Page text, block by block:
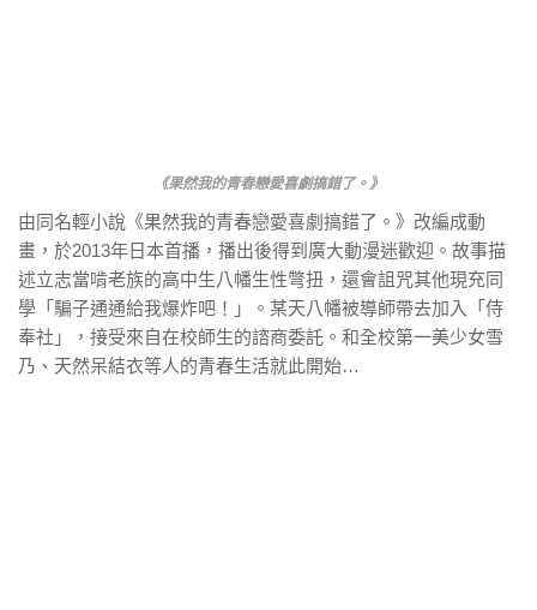
《果然我的青春戀愛喜劇搞錯了。》
由同名輕小說《果然我的青春戀愛喜劇搞錯了。》改編成動
畫，於2013年日本首播，播出後得到廣大動漫迷歡迎。故事描
述立志當啃老族的高中生八幡生性彆扭，還會詛咒其他現充同
學「騙子通通給我爆炸吧！」。某天八幡被導師帶去加入「侍
奉社」，接受來自在校師生的諮商委託。和全校第一美少女雪
乃、天然呆結衣等人的青春生活就此開始…